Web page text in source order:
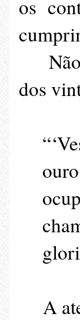
os
Não
dos
A